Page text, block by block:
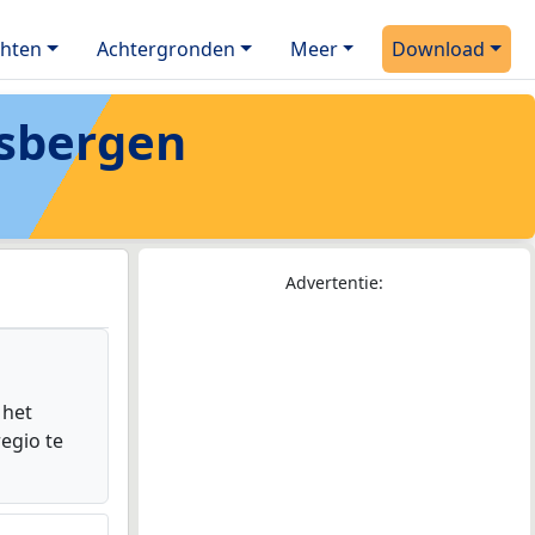
Achtergronden Meer Download
te
Advertentie: